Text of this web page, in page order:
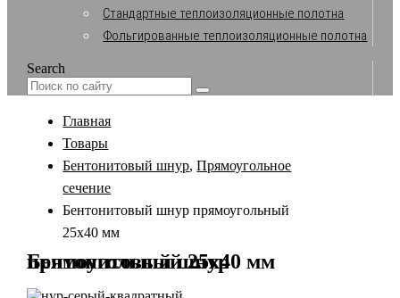
Стандартные теплоизоляционные полотна
Фольгированные теплоизоляционные полотна
Search
Главная
Товары
Бентонитовый шнур,Прямоугольное
сечение
Бентонитовый шнур прямоугольный
25х40 мм
Бентонитовый шнур прямоугольный 25х40 мм